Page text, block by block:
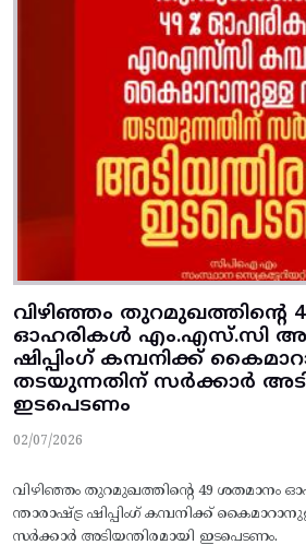
വിഴിഞ്ഞം തുറമുഖത്തിന്റെ
ഓഹരികള്‍ എം.എസ്‌.സി
ഷിപ്പിംഗ്‌ കമ്പനിക്ക്‌
തടയുന്നതിന്‌ സര്‍ക്കാര്‍
ഇടപെടണം
02/07/2026
വിഴിഞ്ഞം തുറമുഖത്തിന്റെ 49
ന്താരാഷ്‌ട്ര ഷിപ്പിംഗ്‌ കമ്പനിക്ക്‌
സര്‍ക്കാര്‍ അടിയന്തിരമായി ഇടപെടണം.